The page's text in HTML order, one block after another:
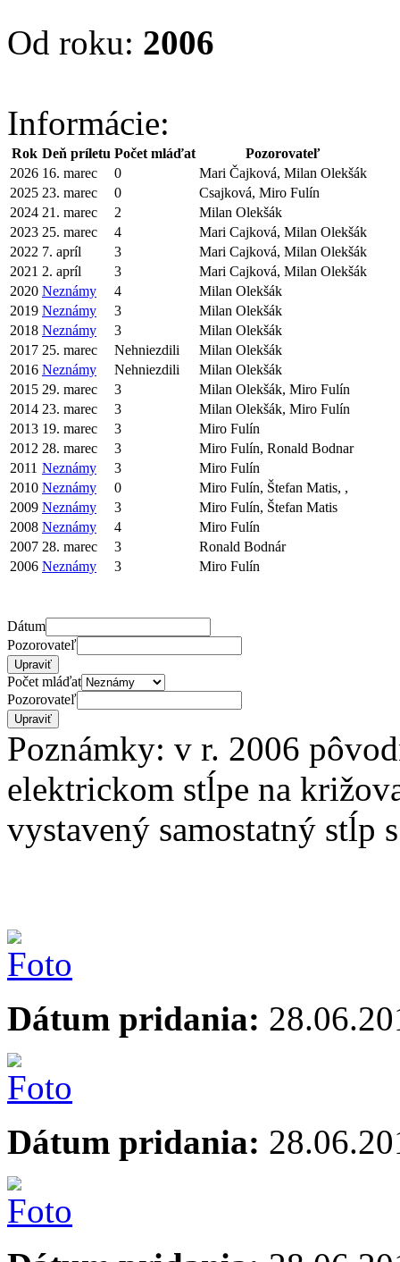
Od roku: 2006
Informácie:
Rok Deň príletu Počet mláďat
Pozorovateľ
2026 16. marec 0
Mari Čajková, Milan Olekšák
2025 23. marec 0
Csajková, Miro Fulín
2024 21. marec 2
Milan Olekšák
2023 25. marec 4
Mari Cajková, Milan Olekšák
2022 7. apríl 3
Mari Cajková, Milan Olekšák
2021 2. apríl 3
Mari Cajková, Milan Olekšák
2020 Neznámy 4
Milan Olekšák
2019 Neznámy 3
Milan Olekšák
2018 Neznámy 3
Milan Olekšák
2017 25. marec Nehniezdili
Milan Olekšák
2016 Neznámy Nehniezdili
Milan Olekšák
2015 29. marec 3
Milan Olekšák, Miro Fulín
2014 23. marec 3
Milan Olekšák, Miro Fulín
2013 19. marec 3
Miro Fulín
2012 28. marec 3
Miro Fulín, Ronald Bodnar
2011 Neznámy 3
Miro Fulín
2010 Neznámy 0
Miro Fulín, Štefan Matis, ,
2009 Neznámy 3
Miro Fulín, Štefan Matis
2008 Neznámy 4
Miro Fulín
2007 28. marec 3
Ronald Bodnár
2006 Neznámy 3 Miro Fulín
Dátum
Pozorovateľ
Počet mláďat
Pozorovateľ
Poznámky: v r. 2006
elektrickom stĺpe na
vystavený samostatný stĺp
Dátum pridania:
Dátum pridania: